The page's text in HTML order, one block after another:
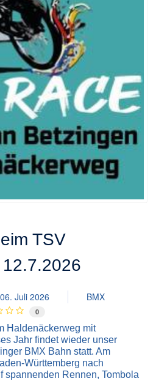
TSV
Juli 2026
BMX
0
Haldenäckerweg mit
Jahr findet wieder unser
BMX Bahn statt. Am
Württemberg nach
spannenden Rennen, Tombola